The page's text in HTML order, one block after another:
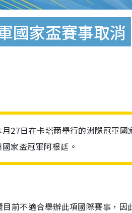
國家盃賽事取消
27日在卡塔爾舉行的洲際冠軍
家盃冠軍阿根廷。
前不適合舉辦此項國際賽事，